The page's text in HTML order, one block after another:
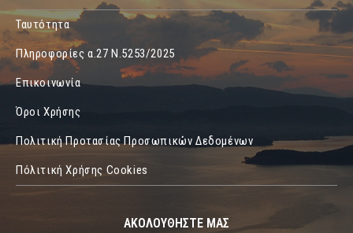
Ταυτότητα
Πληροφορίες α.27 Ν.5253/2025
Επικοινωνία
Όροι Χρήσης
Πολιτική Προτασίας Προσωπικών Δεδομένων
Πόλιτική Χρήσης Cookies
ΑΚΟΛΟΥΘΗΣΤΕ ΜΑΣ